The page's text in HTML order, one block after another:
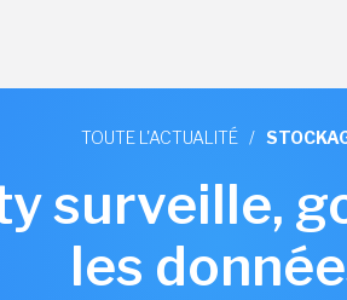
TOUTE L'ACTUALITÉ /
surveille,
les